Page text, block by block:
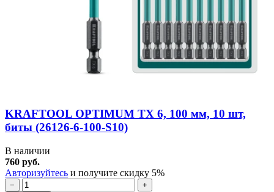
KRAFTOOL OPTIMUM TX 6, 100 мм, 10 шт,
биты (26126-6-100-S10)
В наличии
760 руб.
Авторизуйтесь и получите скидку 5%
−
+